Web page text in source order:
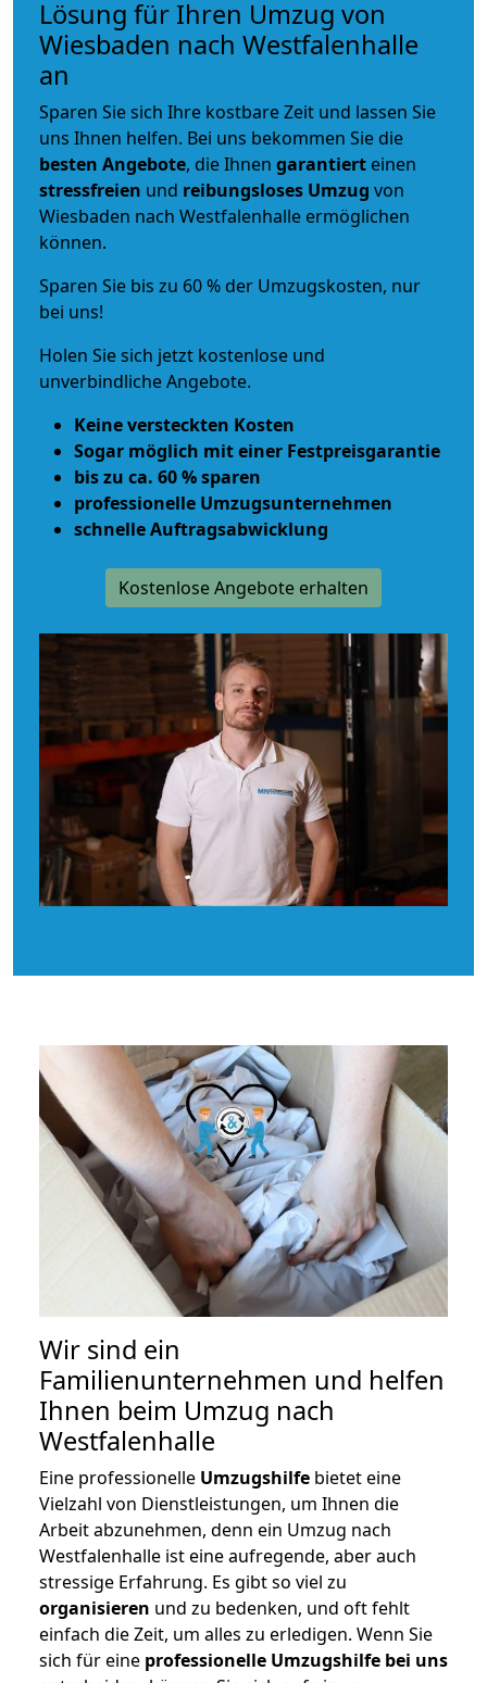
Lösung für Ihren Umzug von
Wiesbaden nach Westfalenhalle
an
Sparen Sie sich Ihre kostbare Zeit und lassen Sie
uns Ihnen helfen. Bei uns bekommen Sie die
besten Angebote, die Ihnen garantiert einen
stressfreien und reibungsloses Umzug von
Wiesbaden nach Westfalenhalle ermöglichen
können.
Sparen Sie bis zu 60 % der Umzugskosten, nur
bei uns!
Holen Sie sich jetzt kostenlose und
unverbindliche Angebote.
Keine versteckten Kosten
Sogar möglich mit einer Festpreisgarantie
bis zu ca. 60 % sparen
professionelle Umzugsunternehmen
schnelle Auftragsabwicklung
Kostenlose Angebote erhalten
Wir sind ein
Familienunternehmen und helfen
Ihnen beim Umzug nach
Westfalenhalle
Eine professionelle Umzugshilfe bietet eine
Vielzahl von Dienstleistungen, um Ihnen die
Arbeit abzunehmen, denn ein Umzug nach
Westfalenhalle ist eine aufregende, aber auch
stressige Erfahrung. Es gibt so viel zu
organisieren und zu bedenken, und oft fehlt
einfach die Zeit, um alles zu erledigen. Wenn Sie
sich für eine professionelle Umzugshilfe bei uns